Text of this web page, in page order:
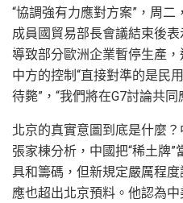
“協調強有力應對方案”，周
成員國貿易部長會議結束後
導致部分歐洲企業暫停生產，
中方的控制“直接對準的是民
待斃”，“我們將在G7討論共同
北京的真實意圖到底是什麼
張家棟分析，中國把“稀土牌
具和籌碼，但新規定嚴厲程
應也超出北京預料。他認為